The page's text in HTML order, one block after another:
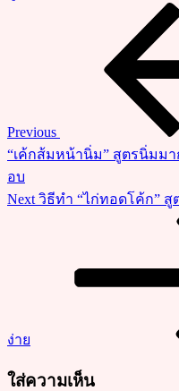
Previous
“เค้กส้มหน้านิ่ม” สูตรนิ่มมา
อบ
Next
Post
Next วิธีทำ “ไก่ทอดโค้ก” สู
ง่าย
ใส่ความเห็น